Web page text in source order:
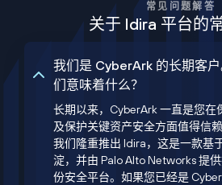
常见问题解答
关于 Idira 平台的
我们是 CyberArk 的长期客
们意味着什么？
长期以来，CyberArk 一直是您在
及保护关键资产安全方面值得信
我们隆重推出 Idira，这是一款基
淀，并由 Palo Alto Networks 提
份安全平台。如果您已经是